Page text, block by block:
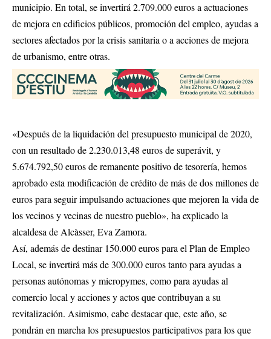
municipio. En total, se invertirá 2.709.000 euros a actuaciones
de mejora en edificios públicos, promoción del empleo, ayudas a
sectores afectados por la crisis sanitaria o a acciones de mejora
de urbanismo, entre otras.
«Después de la liquidación del presupuesto municipal de 2020,
con un resultado de 2.230.013,48 euros de superávit, y
5.674.792,50 euros de remanente positivo de tesorería, hemos
aprobado esta modificación de crédito de más de dos millones de
euros para seguir impulsando actuaciones que mejoren la vida de
los vecinos y vecinas de nuestro pueblo», ha explicado la
alcaldesa de Alcàsser, Eva Zamora.
Así, además de destinar 150.000 euros para el Plan de Empleo
Local, se invertirá más de 300.000 euros tanto para ayudas a
personas autónomas y micropymes, como para ayudas al
comercio local y acciones y actos que contribuyan a su
revitalización. Asimismo, cabe destacar que, este año, se
pondrán en marcha los presupuestos participativos para los que